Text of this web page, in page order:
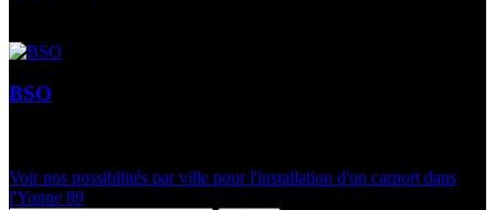
BSO
Voir nos possibilités par ville pour l'installation d'un carport dans
l'Yonne 89